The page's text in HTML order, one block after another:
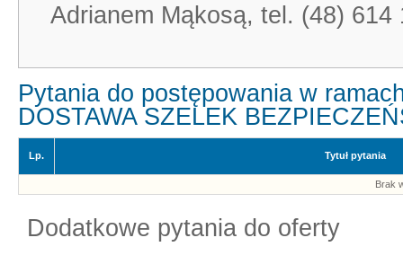
Adrianem Mąkosą, tel. (48) 614
Pytania do postępowania w
DOSTAWA SZELEK
Lp. Tytuł pytania
Brak
Dodatkowe pytania do oferty